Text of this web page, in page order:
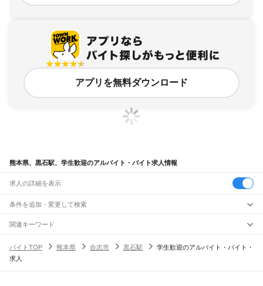
アプリを無料ダウンロード
熊本県、黒石駅、学生歓迎のアルバイト・バイト求人情報
求人の詳細を表示
条件を追加・変更して検索
市区町村を追加・変更
熊本県すべて
駅を追加・変更
職種を追加・変更
関連キーワード
バイトTOP
熊本県 合志市 黒石駅
学生歓迎のアルバイト・バイト・
求人